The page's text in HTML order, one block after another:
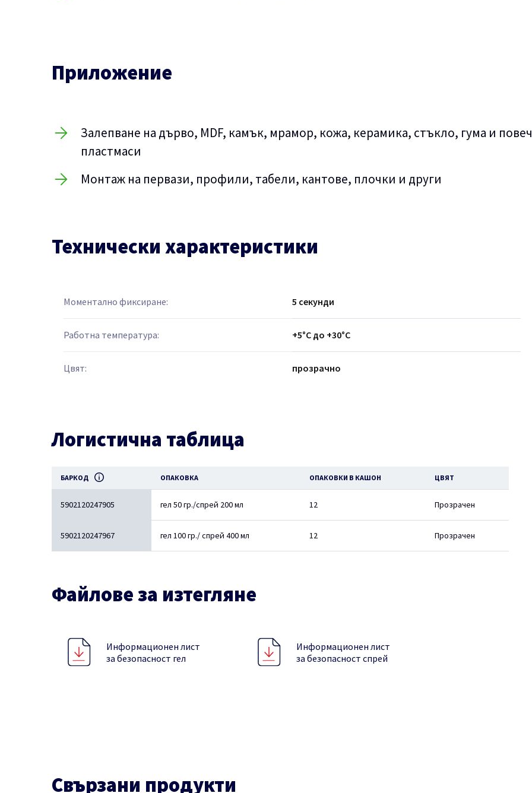
Приложение
Залепване на дърво, MDF, камък, мрамор, кожа, керамика, стъкло, гума и
пластмаси
Монтаж на первази, профили, табели, кантове, плочки и други
Технически характеристики
Моментално фиксиране: 5 секунди
Работна температура: +5°C до +30°C
Цвят: прозрачно
Логистична таблица
БАРКОД ОПАКОВКА ОПАКОВКИ В КАШОН ЦВЯТ
5902120247905 гел 50 гр./спрей 200 мл 12 Прозрачен
5902120247967 гел 100 гр./ спрей 400 мл 12 Прозрачен
Файлове за изтегляне
Информационен лист
за безопасност гел
Информационен лист
за безопасност спрей
Свързани продукти